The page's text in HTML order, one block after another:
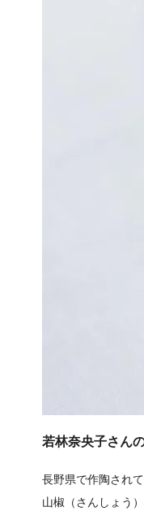
若林奈央子さん
長野県で作陶され
山椒（さんしょう